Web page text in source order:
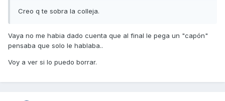
Creo q te sobra la colleja.
Vaya no me habia dado cuenta que al final le pega un "capón"
pensaba que solo le hablaba..
Voy a ver si lo puedo borrar.